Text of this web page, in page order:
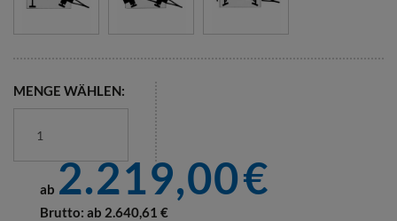
MENGE WÄHLEN:
ab 2.219,00€
Brutto: ab 2.640,61 €